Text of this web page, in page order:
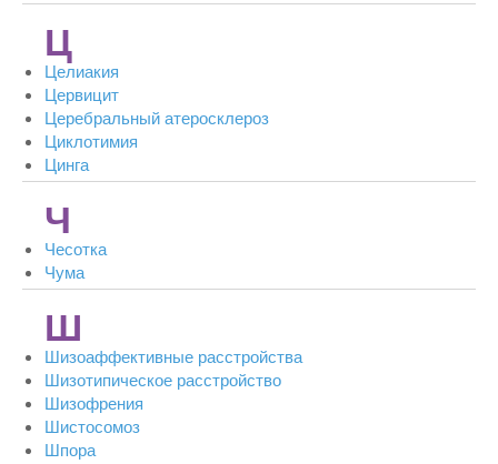
Ц
Целиакия
Цервицит
Церебральный атеросклероз
Циклотимия
Цинга
Ч
Чесотка
Чума
Ш
Шизоаффективные расстройства
Шизотипическое расстройство
Шизофрения
Шистосомоз
Шпора